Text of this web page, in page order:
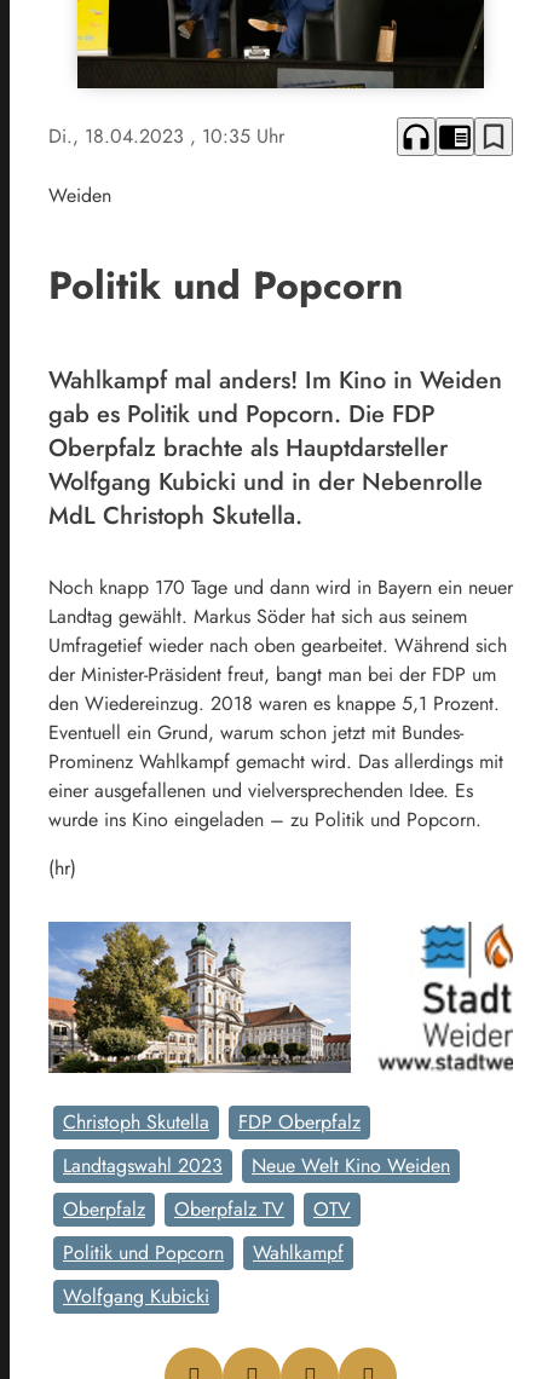
Di., 18.04.2023 , 10:35 Uhr headphones chrome_reader_mode bookmark_border
Weiden
Politik und Popcorn
Wahlkampf mal anders! Im Kino in Weiden
gab es Politik und Popcorn. Die FDP
Oberpfalz brachte als Hauptdarsteller
Wolfgang Kubicki und in der Nebenrolle
MdL Christoph Skutella.
Noch knapp 170 Tage und dann wird in Bayern ein neuer
Landtag gewählt. Markus Söder hat sich aus seinem
Umfragetief wieder nach oben gearbeitet. Während sich
der Minister-Präsident freut, bangt man bei der FDP um
den Wiedereinzug. 2018 waren es knappe 5,1 Prozent.
Eventuell ein Grund, warum schon jetzt mit Bundes-
Prominenz Wahlkampf gemacht wird. Das allerdings mit
einer ausgefallenen und vielversprechenden Idee. Es
wurde ins Kino eingeladen – zu Politik und Popcorn.
(hr)
Christoph Skutella
FDP Oberpfalz
Landtagswahl 2023
Neue Welt Kino Weiden
Oberpfalz
Oberpfalz TV
OTV
Politik und Popcorn
Wahlkampf
Wolfgang Kubicki